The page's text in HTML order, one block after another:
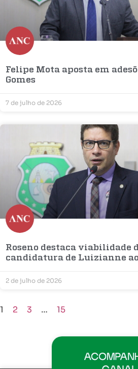
Felipe Mota aposta em
Gomes
7 de julho de 2026
Roseno destaca viabilidade
candidatura de Luizianne ao
2 de julho de 2026
1 2 3 … 15